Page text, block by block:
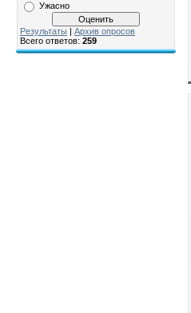
Ужасно
Результаты | Архив опросов
Всего ответов: 259